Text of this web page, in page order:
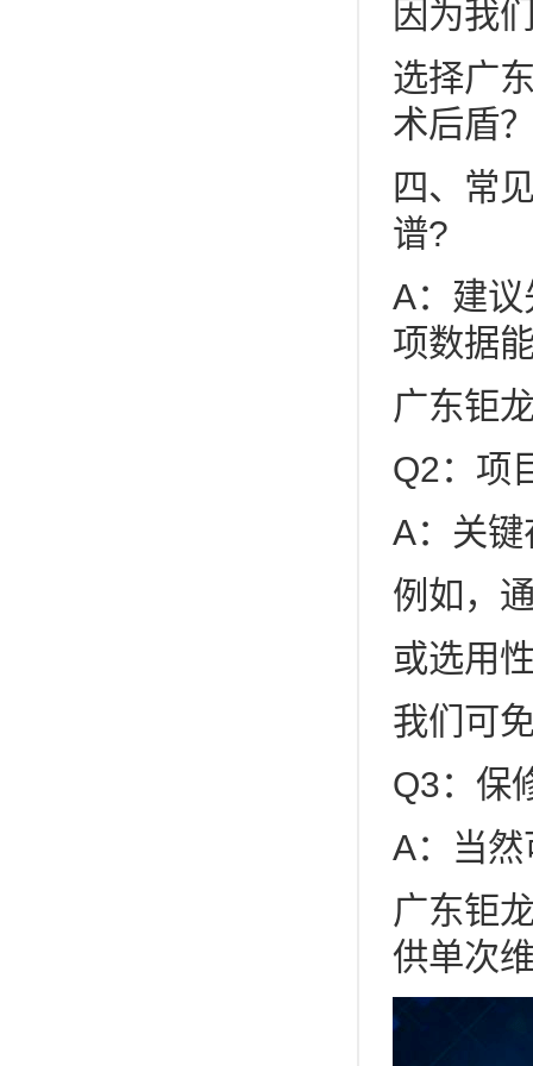
因为我
选择广
术后盾
四、常
谱?
A：建议
项数据
广东钜
Q2：项
A：关
例如，
或选用
我们可
Q3：保
A：当然
广东钜
供单次